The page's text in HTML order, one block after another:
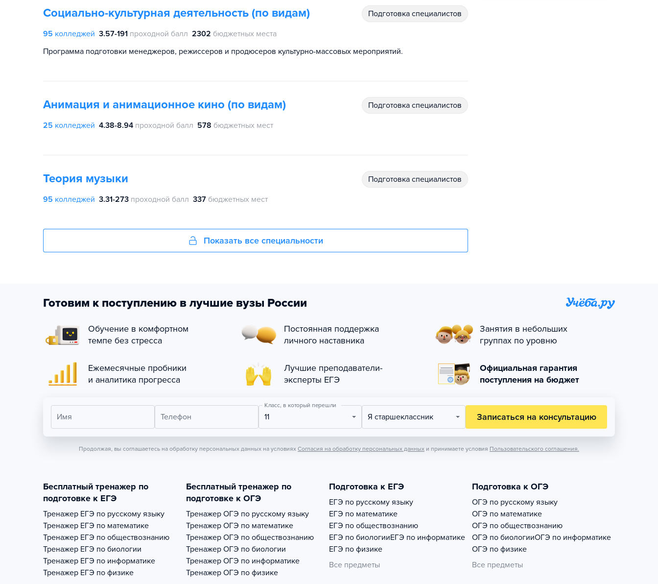
Социально-культурная деятельность (по видам) подготовка специалистов
95 колледжей 3.57-191 проходной балл 2302 бюджетных места
Программа подготовки менеджеров, режиссеров и продюсеров культурно-массовых мероприятий.
Анимация и анимационное кино (по видам) подготовка специалистов
25 колледжей 4.38-8.94 проходной балл 578 бюджетных мест
Теория музыки подготовка специалистов
95 колледжей 3.31-273 проходной балл 337 бюджетных мест
Показать все специальности
Готовим к поступлению в лучшие вузы России
Обучение в комфортном
темпе без стресса
Постоянная поддержка
личного наставника
Занятия в небольших
группах по уровню
Ежемесячные пробники
и аналитика прогресса
Лучшие преподаватели-
эксперты ЕГЭ
Официальная гарантия
поступления на бюджет
Имя Телефон
Класс, в который перешли
11 Я старшеклассник Записаться на консультацию
Продолжая, вы соглашаетесь на обработку персональных данных на условиях Согласия на обработку персональных данных и принимаете условия Пользовательского соглашения.
Бесплатный тренажер по
подготовке к ЕГЭ
Тренажер ЕГЭ по русскому языку
Тренажер ЕГЭ по математике
Тренажер ЕГЭ по обществознанию
Тренажер ЕГЭ по биологии
Тренажер ЕГЭ по информатике
Тренажер ЕГЭ по физике
Бесплатный тренажер по
подготовке к ОГЭ
Тренажер ОГЭ по русскому языку
Тренажер ОГЭ по математике
Тренажер ОГЭ по обществознанию
Тренажер ОГЭ по биологии
Тренажер ОГЭ по информатике
Тренажер ОГЭ по физике
Подготовка к ЕГЭ
ЕГЭ по русскому языку
ЕГЭ по математике
ЕГЭ по обществознанию
ЕГЭ по биологииЕГЭ по информатике
ЕГЭ по физике
Все предметы
Подготовка к ОГЭ
ОГЭ по русскому языку
ОГЭ по математике
ОГЭ по обществознанию
ОГЭ по биологииОГЭ по информатике
ОГЭ по физике
Все предметы